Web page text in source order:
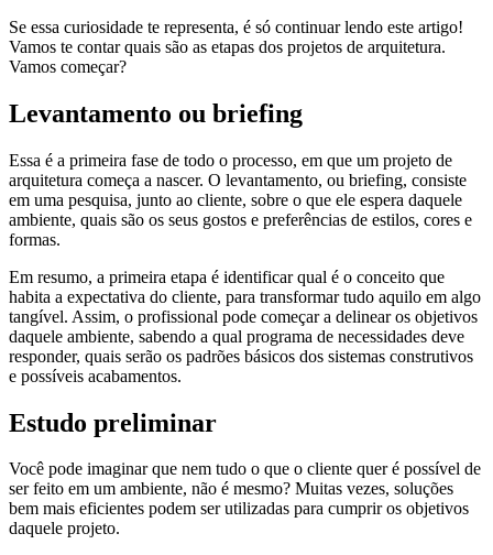
Se essa curiosidade te representa, é só continuar lendo este artigo!
Vamos te contar quais são as etapas dos projetos de arquitetura.
Vamos começar?
Levantamento ou briefing
Essa é a primeira fase de todo o processo, em que um projeto de
arquitetura começa a nascer. O levantamento, ou briefing, consiste
em uma pesquisa, junto ao cliente, sobre o que ele espera daquele
ambiente, quais são os seus gostos e preferências de estilos, cores e
formas.
Em resumo, a primeira etapa é identificar qual é o conceito que
habita a expectativa do cliente, para transformar tudo aquilo em algo
tangível. Assim, o profissional pode começar a delinear os objetivos
daquele ambiente, sabendo a qual programa de necessidades deve
responder, quais serão os padrões básicos dos sistemas construtivos
e possíveis acabamentos.
Estudo preliminar
Você pode imaginar que nem tudo o que o cliente quer é possível de
ser feito em um ambiente, não é mesmo? Muitas vezes, soluções
bem mais eficientes podem ser utilizadas para cumprir os objetivos
daquele projeto.